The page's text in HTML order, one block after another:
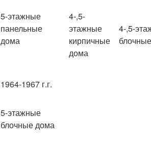
5-этажные
панельные
дома
4-,5-
этажные
кирпичные
дома
4-,5-
1964-1967 г.г.
5-этажные
блочные дома